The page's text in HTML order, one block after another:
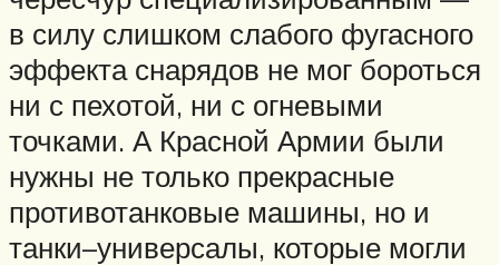
в силу слишком слабого фугасного
эффекта снарядов не мог бороться
ни с пехотой, ни с огневыми
точками. А Красной Армии были
нужны не только прекрасные
противотанковые машины, но и
танки–универсалы, которые могли